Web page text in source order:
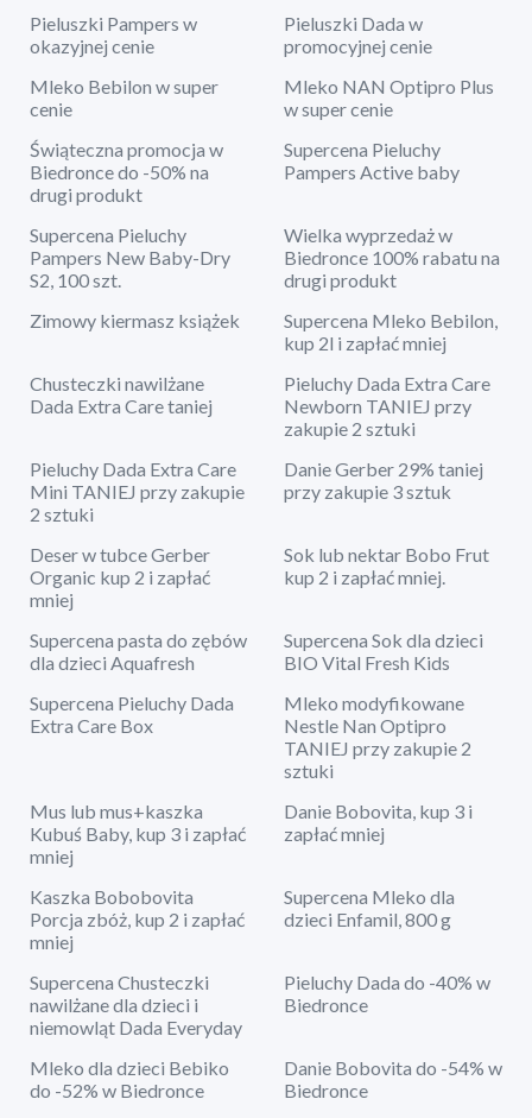
Pieluszki Pampers w
okazyjnej cenie
Pieluszki Dada w
promocyjnej cenie
Mleko Bebilon w super
cenie
Mleko NAN Optipro Plus
w super cenie
Świąteczna promocja w
Biedronce do -50% na
drugi produkt
Supercena Pieluchy
Pampers Active baby
Supercena Pieluchy
Pampers New Baby-Dry
S2, 100 szt.
Wielka wyprzedaż w
Biedronce 100% rabatu na
drugi produkt
Zimowy kiermasz książek
Supercena Mleko Bebilon,
kup 2l i zapłać mniej
Chusteczki nawilżane
Dada Extra Care taniej
Pieluchy Dada Extra Care
Newborn TANIEJ przy
zakupie 2 sztuki
Pieluchy Dada Extra Care
Mini TANIEJ przy zakupie
2 sztuki
Danie Gerber 29% taniej
przy zakupie 3 sztuk
Deser w tubce Gerber
Organic kup 2 i zapłać
mniej
Sok lub nektar Bobo Frut
kup 2 i zapłać mniej.
Supercena pasta do zębów
dla dzieci Aquafresh
Supercena Sok dla dzieci
BIO Vital Fresh Kids
Supercena Pieluchy Dada
Extra Care Box
Mleko modyfikowane
Nestle Nan Optipro
TANIEJ przy zakupie 2
sztuki
Mus lub mus+kaszka
Kubuś Baby, kup 3 i zapłać
mniej
Danie Bobovita, kup 3 i
zapłać mniej
Kaszka Bobobovita
Porcja zbóż, kup 2 i zapłać
mniej
Supercena Mleko dla
dzieci Enfamil, 800 g
Supercena Chusteczki
nawilżane dla dzieci i
niemowląt Dada Everyday
Pieluchy Dada do -40% w
Biedronce
Mleko dla dzieci Bebiko
do -52% w Biedronce
Danie Bobovita do -54% w
Biedronce